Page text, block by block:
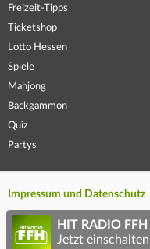
Freizeit-Tipps
Ticketshop
Lotto Hessen
Spiele
Mahjong
Backgammon
Quiz
Partys
Impressum und Datenschutz
HIT RADIO FFH
Jetzt einschalten